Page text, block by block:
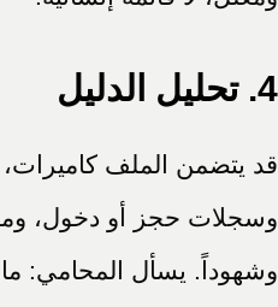
4. تحليل الدليل
قد يتضمن الملف كاميرات،
وسجلات حجز أو دخول،
وشهوداً. يسأل المحامي: